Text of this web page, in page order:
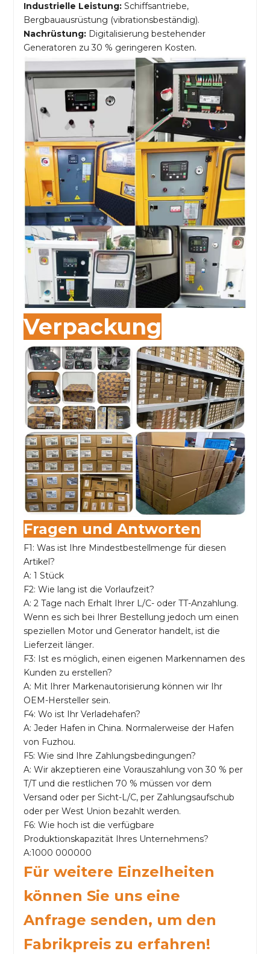
Industrielle Leistung:Schiffsantriebe,
Bergbauausrüstung (vibrationsbeständig).
Nachrüstung: Digitalisierung bestehender
Generatoren zu 30 % geringeren Kosten.
Verpackung
Fragen und Antworten
F1: Was ist Ihre Mindestbestellmenge für diesen
Artikel?
A: 1 Stück
F2: Wie lang ist die Vorlaufzeit?
A: 2 Tage nach Erhalt Ihrer L/C- oder TT-Anzahlung.
Wenn es sich bei Ihrer Bestellung jedoch um einen
speziellen Motor und Generator handelt, ist die
Lieferzeit länger.
F3: Ist es möglich, einen eigenen Markennamen des
Kunden zu erstellen?
A: Mit Ihrer Markenautorisierung können wir Ihr
OEM-Hersteller sein.
F4: Wo ist Ihr Verladehafen?
A: Jeder Hafen in China. Normalerweise der Hafen
von Fuzhou.
F5: Wie sind Ihre Zahlungsbedingungen?
A: Wir akzeptieren eine Vorauszahlung von 30 % per
T/T und die restlichen 70 % müssen vor dem
Versand oder per Sicht-L/C, per Zahlungsaufschub
oder per West Union bezahlt werden.
F6: Wie hoch ist die verfügbare
Produktionskapazität Ihres Unternehmens?
A:1000 000000
Für weitere Einzelheiten
können Sie uns eine
Anfrage senden, um den
Fabrikpreis zu erfahren!